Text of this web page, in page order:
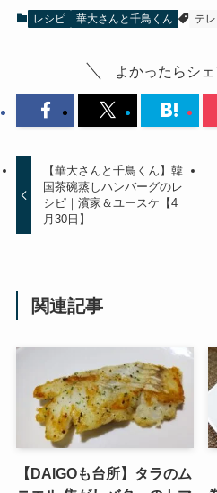
レシピ 華大さんと千鳥くん テ
よかったらシェ
【華大さんと千鳥くん】韓
国茶碗蒸しハンバーグのレ
シピ｜濱家＆ユースケ【4
月30日】
関連記事
【DAIGOも台所】タラのム